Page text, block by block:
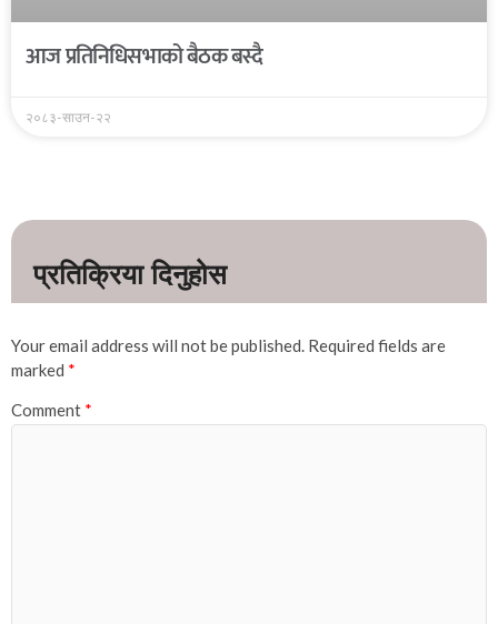
आज प्रतिनिधिसभाको बैठक बस्दै
२०८३-साउन-२२
Your email address will not be published. Required fields are
marked *
Comment *